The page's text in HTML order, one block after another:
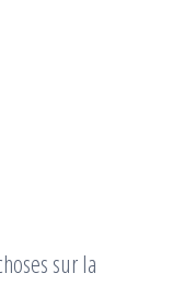
sur la